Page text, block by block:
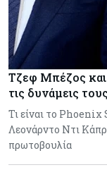
Τζεφ Μπέζος
τις δυνάμεις
Τι είναι το Phoenix
Λεονάρντο Ντι
πρωτοβουλία